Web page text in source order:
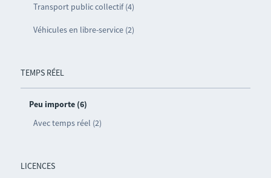
Transport public collectif (4)
Véhicules en libre-service (2)
TEMPS RÉEL
Peu importe (6)
Avec temps réel (2)
LICENCES